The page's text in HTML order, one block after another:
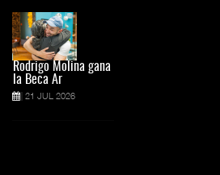
Rodrigo Molina gana
la Beca Ar
21 JUL 2026